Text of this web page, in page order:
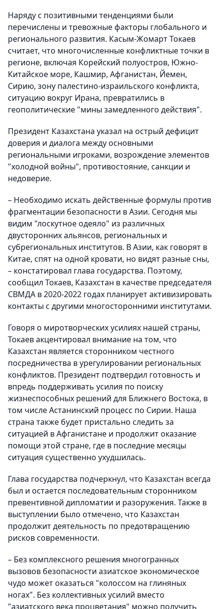
Наряду с позитивными тенденциями были
перечислены и тревожные факторы глобального и
регионального развития. Касым-Жомарт Токаев
считает, что многочисленные конфликтные точки в
регионе, включая Корейский полуостров, Южно-
Китайское море, Кашмир, Афганистан, Йемен,
Сирию, зону палестино-израильского конфликта,
ситуацию вокруг Ирана, превратились в
геополитические "мины замедленного действия".
Президент Казахстана указал на острый дефицит
доверия и диалога между основными
региональными игроками, возрождение элементов
"холодной войны", противостояние, санкции и
недоверие.
– Необходимо искать действенные формулы против
фрагментации безопасности в Азии. Сегодня мы
видим "лоскутное одеяло" из различных
двусторонних альянсов, региональных и
субрегиональных институтов. В Азии, как говорят в
Китае, спят на одной кровати, но видят разные сны,
– констатировал глава государства. Поэтому,
сообщил Токаев, Казахстан в качестве председателя
СВМДА в 2020-2022 годах планирует активизировать
контакты с другими многосторонними институтами.
Говоря о миротворческих усилиях нашей страны,
Токаев акцентировал внимание на том, что
Казахстан является сторонником честного
посредничества в урегулировании региональных
конфликтов. Президент подтвердил готовность и
впредь поддерживать усилия по поиску
жизнеспособных решений для Ближнего Востока, в
том числе Астанинский процесс по Сирии. Наша
страна также будет пристально следить за
ситуацией в Афганистане и продолжит оказание
помощи этой стране, где в последние месяцы
ситуация существенно ухудшилась.
Глава государства подчеркнул, что Казахстан всегда
был и остается последовательным сторонником
превентивной дипломатии и разоружения. Также в
выступлении было отмечено, что Казахстан
продолжит деятельность по предотвращению
рисков современности.
– Без комплексного решения многогранных
вызовов безопасности азиатское экономическое
чудо может оказаться "колоссом на глиняных
ногах". Без коллективных усилий вместо
"азиатского века процветания" можно получить